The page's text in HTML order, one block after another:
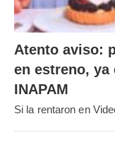
Atento aviso:
en estreno,
INAPAM
Si la rentaron en